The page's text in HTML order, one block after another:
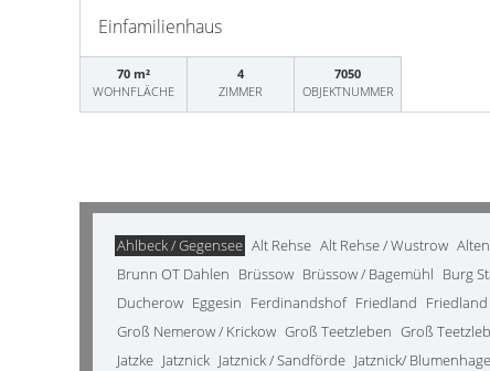
Einfamilienhaus
70 m²
WOHNFLÄCHE
4
ZIMMER
7050
OBJEKTNUMMER
Ahlbeck / Gegensee Alt Rehse Alt Rehse / Wustrow
Brunn OT Dahlen Brüssow Brüssow / Bagemühl Burg
Ducherow Eggesin Ferdinandshof Friedland Friedland
Groß Nemerow / Krickow Groß Teetzleben Groß
Jatzke Jatznick Jatznick / Sandförde Jatznick/